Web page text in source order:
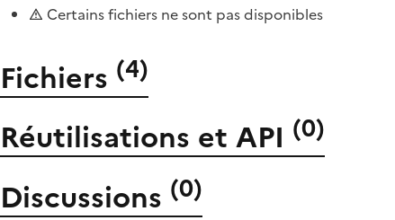
Certains fichiers ne sont pas disponibles
Fichiers (4)
Réutilisations et API (0)
Discussions (0)